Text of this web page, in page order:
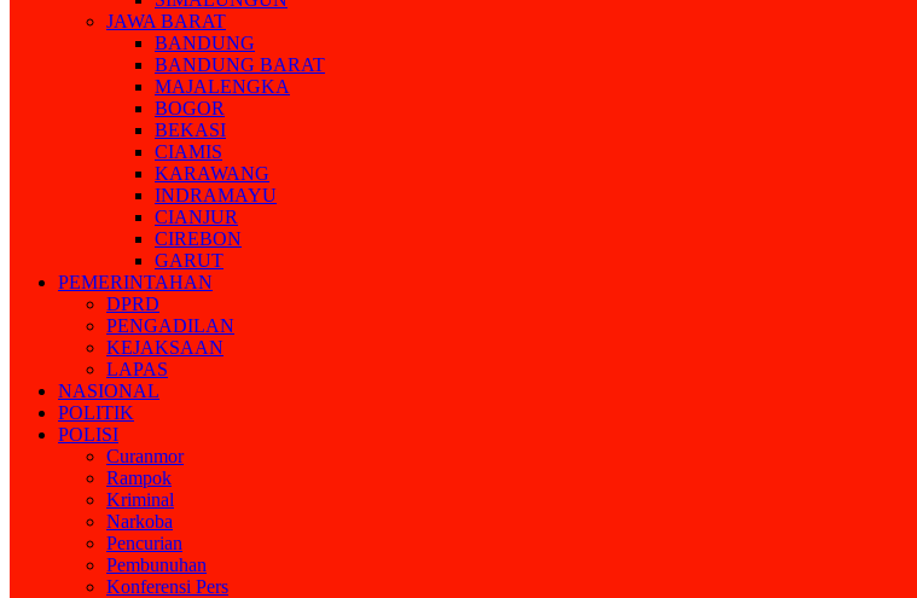
JAWA BARAT
BANDUNG
BANDUNG BARAT
MAJALENGKA
BOGOR
BEKASI
CIAMIS
KARAWANG
INDRAMAYU
CIANJUR
CIREBON
GARUT
PEMERINTAHAN
DPRD
PENGADILAN
KEJAKSAAN
LAPAS
NASIONAL
POLITIK
POLISI
Curanmor
Rampok
Kriminal
Narkoba
Pencurian
Pembunuhan
Konferensi Pers